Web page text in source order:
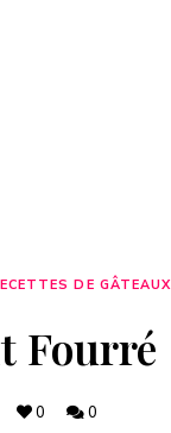
DE GÂTEAUX
Fourré
0 0